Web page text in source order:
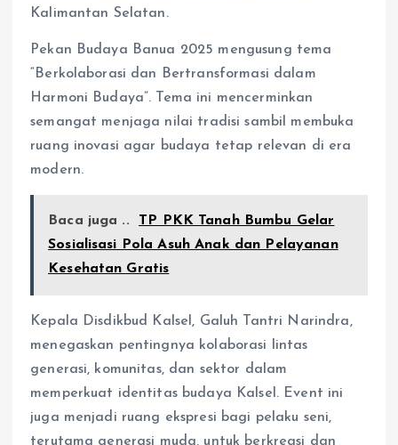
Kalimantan Selatan.
Pekan Budaya Banua 2025 mengusung tema
“Berkolaborasi dan Bertransformasi dalam
Harmoni Budaya”. Tema ini mencerminkan
semangat menjaga nilai tradisi sambil membuka
ruang inovasi agar budaya tetap relevan di era
modern.
Baca juga ..
TP PKK Tanah Bumbu Gelar
Sosialisasi Pola Asuh Anak dan Pelayanan
Kesehatan Gratis
Kepala Disdikbud Kalsel, Galuh Tantri Narindra,
menegaskan pentingnya kolaborasi lintas
generasi, komunitas, dan sektor dalam
memperkuat identitas budaya Kalsel. Event ini
juga menjadi ruang ekspresi bagi pelaku seni,
terutama generasi muda, untuk berkreasi dan